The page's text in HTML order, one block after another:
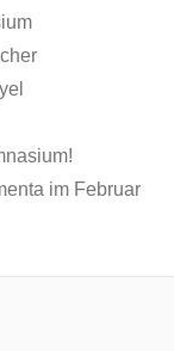
im Februar